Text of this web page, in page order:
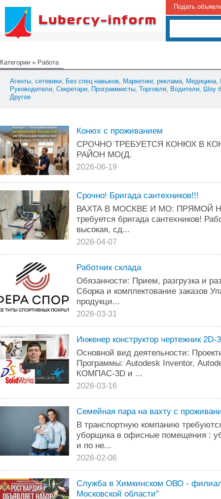
Подать
Категории » Работа
Агенты, сетевики, Без спец навыков, Маркетинг, реклама, Медицина,
Руководители, Секретари, Программисты, Торговля, Водители, Шоу
Другое
Конюх с проживанием
СРОЧНО ТРЕБУЕТСЯ КОНЮХ В
РАЙОН МО(Д.
2026-06-19
Срочно! Бригада сантехников!!!
ВАХТА В МОСКВЕ И МО: ПРЯМОЙ
требуется бригада сантехников!
высокая, сд...
2026-04-07
Работник склада
Обязанности: Прием, разгрузка и
Сборка и комплектование заказов
продукци...
2026-03-31
Инженер конструктор чертежник 2D-
Основной вид деятельности:
Программы: Аutodеsk Inventor,
КОМПАC-3D и ...
2026-03-16
Семейная пара на вахту с
В транспортную компанию
уборщика в офисные помещения :
и по не...
2026-02-06
Служба в Химкинском ОВО -
Московской области"